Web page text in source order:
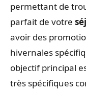
permettant de
parfait de votre
avoir des
hivernales
objectif principal
très spécifiques